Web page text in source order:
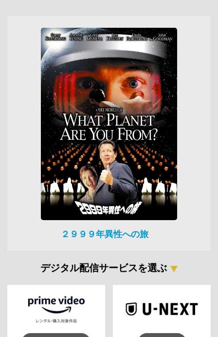
２９９９年異性への旅
デジタル配信サービスを選ぶ